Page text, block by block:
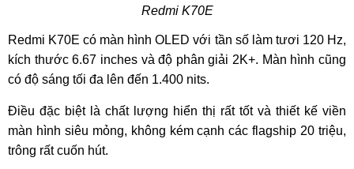
Redmi K70E
Redmi K70E có màn hình OLED với tần số làm tươi 120 Hz,
kích thước 6.67 inches và độ phân giải 2K+. Màn hình cũng
có độ sáng tối đa lên đến 1.400 nits.
Điều đặc biệt là chất lượng hiển thị rất tốt và thiết kế viền
màn hình siêu mỏng, không kém cạnh các flagship 20 triệu,
trông rất cuốn hút.